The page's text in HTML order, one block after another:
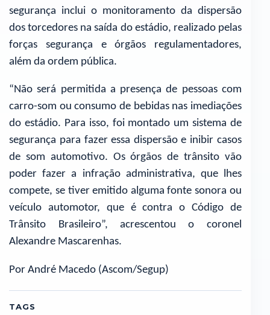
segurança inclui o monitoramento da dispersão
dos torcedores na saída do estádio, realizado pelas
forças segurança e órgãos regulamentadores,
além da ordem pública.
“Não será permitida a presença de pessoas com
carro-som ou consumo de bebidas nas imediações
do estádio. Para isso, foi montado um sistema de
segurança para fazer essa dispersão e inibir casos
de som automotivo. Os órgãos de trânsito vão
poder fazer a infração administrativa, que lhes
compete, se tiver emitido alguma fonte sonora ou
veículo automotor, que é contra o Código de
Trânsito Brasileiro”, acrescentou o coronel
Alexandre Mascarenhas.
Por André Macedo (Ascom/Segup)
TAGS